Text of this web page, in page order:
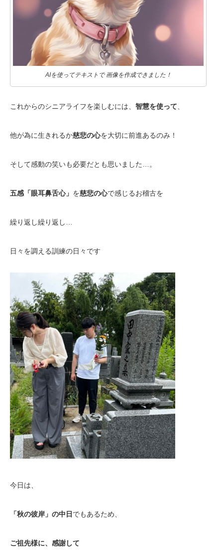
AIを使ってテキストで 画像を作成できました！
これからのシニアライフを楽しむには、 智慧を使って
他が為に生きれるか慈悲の心を大切に前進あるのみ！
そして感動の笑いも必要だとも思いました…。
五感「眼耳鼻舌心」 を慈悲の心で感じるお稽古を
繰り返し繰り返し…
日々を調える訓練の日々です
今日は、
「秋の彼岸」の中日でもあるため、
ご祖先様に、感謝して